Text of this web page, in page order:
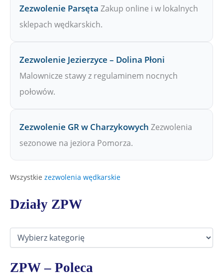
Zezwolenie Parsęta Zakup online i w lokalnych
sklepach wędkarskich.
Zezwolenie Jezierzyce – Dolina Płoni
Malownicze stawy z regulaminem nocnych
połowów.
Zezwolenie GR w Charzykowych Zezwolenia
sezonowe na jeziora Pomorza.
Wszystkie zezwolenia wędkarskie
Działy ZPW
D
a
łZPW – Poleca